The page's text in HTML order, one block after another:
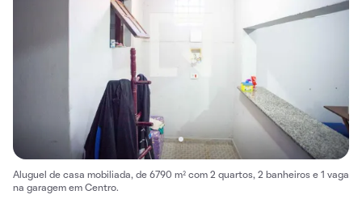
Aluguel de casa mobiliada, de 6790 m² com 2 quartos, 2 banheiros e 1 vaga
na garagem em Centro.